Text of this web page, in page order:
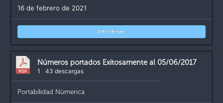
16 de febrero de 2021
Descargar
Números portados Exitosamente al 05/06/2017
1 43 descargas
Portabilidad Númerica